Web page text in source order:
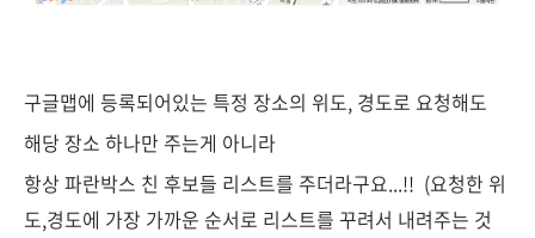
구글맵에 등록되어있는 특정 장소의 위도, 경도로 요청해도
해당 장소 하나만 주는게 아니라
항상 파란박스 친 후보들 리스트를 주더라구요...!! (요청한 위
도,경도에 가장 가까운 순서로 리스트를 꾸려서 내려주는 것